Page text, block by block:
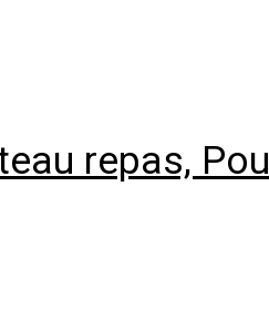
repas,